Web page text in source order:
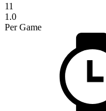
11
1.0
Per Game